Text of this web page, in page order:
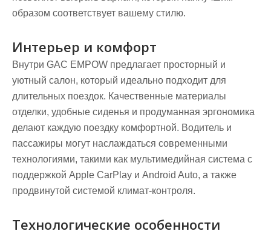
образом соответствует вашему стилю.
Интерьер и комфорт
Внутри GAC EMPOW предлагает просторный и
уютный салон, который идеально подходит для
длительных поездок. Качественные материалы
отделки, удобные сиденья и продуманная эргономика
делают каждую поездку комфортной. Водитель и
пассажиры могут наслаждаться современными
технологиями, такими как мультимедийная система с
поддержкой Apple CarPlay и Android Auto, а также
продвинутой системой климат-контроля.
Технологические особенности